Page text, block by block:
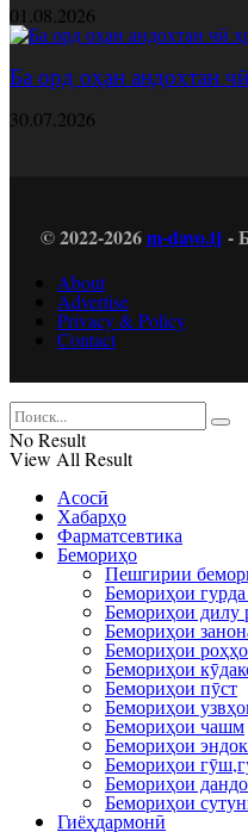
01.08.2026
Ба орд оҳан андохтан
30.07.2026
© 2022-2026m-davo.tj-
About
Advertise
Privacy & Policy
Contact
No Result
View All Result
Асосӣ
Хабарҳо
Фарматсевтика
Бемориҳо
Пешгирии
Бемориҳои
Бемориҳои дилу
Бемориҳои
Бемориҳои
Бемориҳои
Бемориҳои пӯст
Бемориҳои
Бемориҳои чашм
Бемориҳои
Бемориҳои
Бемориҳои
Бемориҳои
Гиёҳдармонӣ